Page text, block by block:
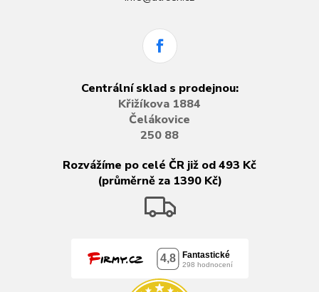
Centrální sklad s prodejnou:
Křižíkova 1884
Čelákovice
250 88
Rozvážíme po celé ČR již od 493 Kč
(průměrně za 1390 Kč)